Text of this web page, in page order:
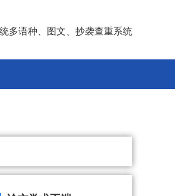
多语种、图文、抄袭查重系统